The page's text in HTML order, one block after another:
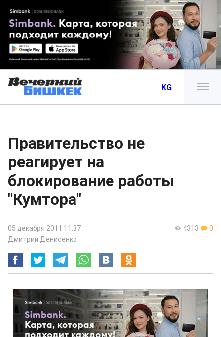
KG
Правительство не
реагирует на
блокирование работы
"Кумтора"
4313 0
05 декабря 2011 11:37
Дмитрий Денисенко